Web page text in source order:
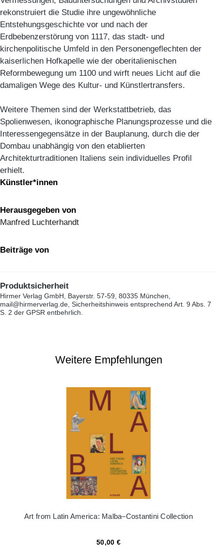
rekonstruiert die Studie ihre ungewöhnliche
Entstehungsgeschichte vor und nach der
Erdbebenzerstörung von 1117, das stadt- und
kirchenpolitische Umfeld in den Personengeflechten der
kaiserlichen Hofkapelle wie der oberitalienischen
Reformbewegung um 1100 und wirft neues Licht auf die
damaligen Wege des Kultur- und Künstlertransfers.
Weitere Themen sind der Werkstattbetrieb, das
Spolienwesen, ikonographische Planungsprozesse und die
Interessengegensätze in der Bauplanung, durch die der
Dombau unabhängig von den etablierten
Architekturtraditionen Italiens sein individuelles Profil
erhielt.
Künstler*innen
Herausgegeben von
Manfred Luchterhandt
Beiträge von
Produktsicherheit
Hirmer Verlag GmbH, Bayerstr. 57-59, 80335 München,
mail@hirmerverlag.de, Sicherheitshinweis entsprechend Art. 9 Abs. 7
S. 2 der GPSR entbehrlich.
Weitere Empfehlungen
Art from Latin America: Malba–Costantini Collection
50,00 €